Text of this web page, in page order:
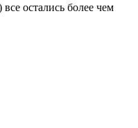
остались более чем